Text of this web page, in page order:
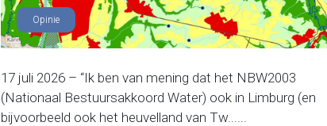
Opinie
17 juli 2026 – “Ik ben van mening dat het NBW2003
(Nationaal Bestuursakkoord Water) ook in Limburg (en
bijvoorbeeld ook het heuvelland van Tw......